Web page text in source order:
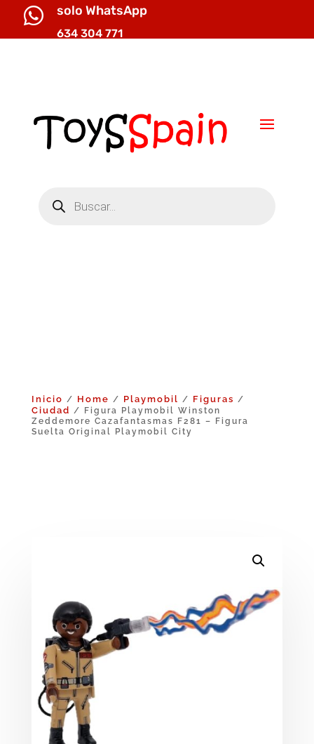
 solo WhatsApp
634 304 771
productos
Inicio / Home / Playmobil / Figuras /
Ciudad / Figura Playmobil Winston
Zeddemore Cazafantasmas F281 – Figura
Suelta Original Playmobil City